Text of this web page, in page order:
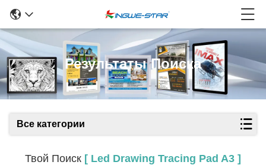
Результаты Поиска
Все категории
Твой Поиск [ Led Drawing Tracing Pad A3 ]